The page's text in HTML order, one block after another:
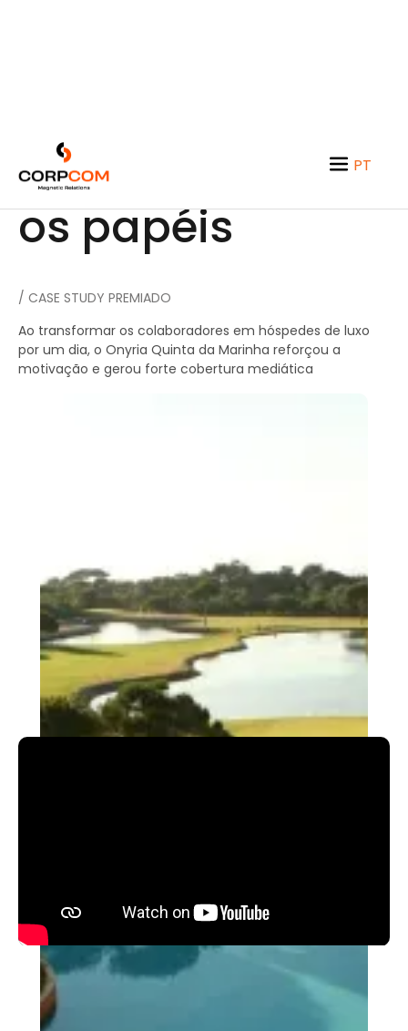
PT
Onyria: Inverter
os papéis
/ CASE STUDY PREMIADO
Ao transformar os colaboradores em hóspedes de luxo
por um dia, o Onyria Quinta da Marinha reforçou a
motivação e gerou forte cobertura mediática